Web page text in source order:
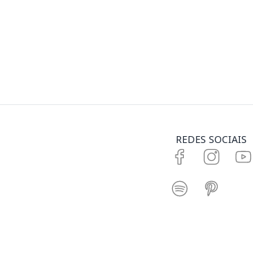
REDES SOCIAIS